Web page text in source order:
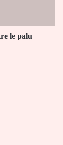
le palu